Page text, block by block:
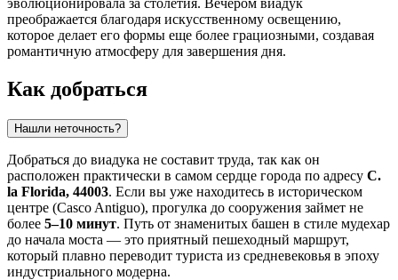
преображается благодаря искусственному освещению,
которое делает его формы еще более грациозными, создавая
романтичную атмосферу для завершения дня.
Как добраться
Нашли неточность?
Добраться до виадука не составит труда, так как он
расположен практически в самом сердце города по адресу C.
la Florida, 44003. Если вы уже находитесь в историческом
центре (Casco Antiguo), прогулка до сооружения займет не
более 5–10 минут. Путь от знаменитых башен в стиле мудехар
до начала моста — это приятный пешеходный маршрут,
который плавно переводит туриста из средневековья в эпоху
индустриального модерна.